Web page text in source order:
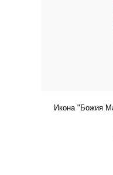
Икона "Божия